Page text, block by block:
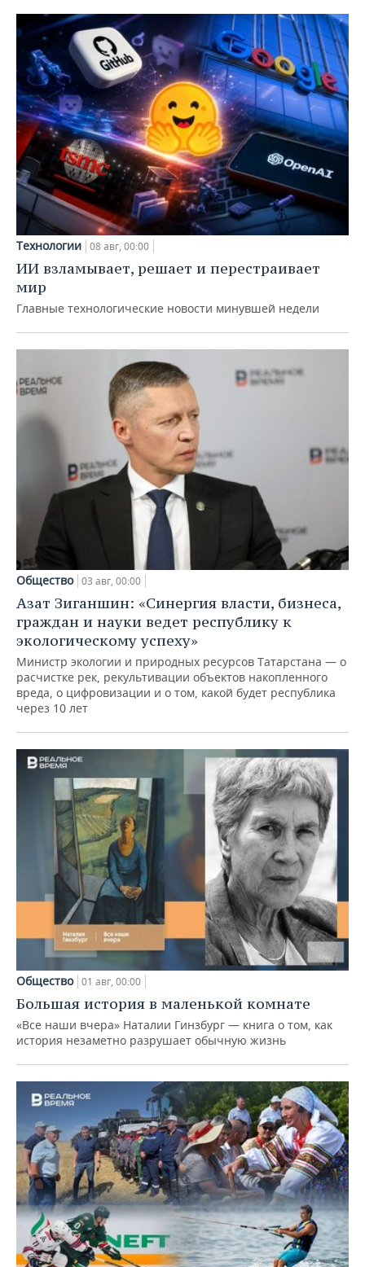
Технологии 08 авг, 00:00
ИИ взламывает, решает и перестраивает
мир
Главные технологические новости минувшей недели
Общество 03 авг, 00:00
Азат Зиганшин: «Синергия власти, бизнеса,
граждан и науки ведет республику к
экологическому успеху»
Министр экологии и природных ресурсов Татарстана — о
расчистке рек, рекультивации объектов накопленного
вреда, о цифровизации и о том, какой будет республика
через 10 лет
Общество 01 авг, 00:00
Большая история в маленькой комнате
«Все наши вчера» Наталии Гинзбург — книга о том, как
история незаметно разрушает обычную жизнь